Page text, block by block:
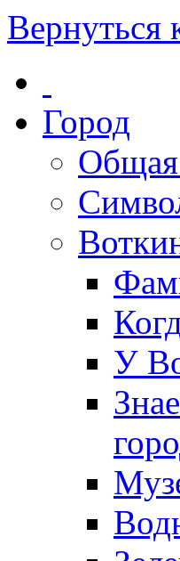
Вернуться
Город
У